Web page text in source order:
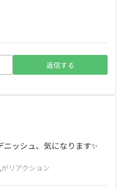
返信する
ッシュ、気になります✨
がリアクション